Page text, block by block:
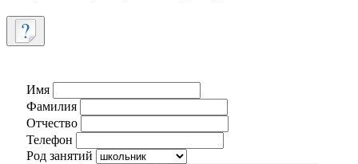
Имя
Фамилия
Отчество
Телефон
Род занятий